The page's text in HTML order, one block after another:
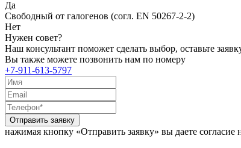
Да
Свободный от галогенов (согл. EN 50267-2-2)
Нет
Нужен совет?
Наш консультант поможет сделать выбор, оставьте
Вы также можете позвонить нам по номеру
+7-911-613-5797
Отправить заявку
нажимая кнопку «Отправить заявку» вы даете